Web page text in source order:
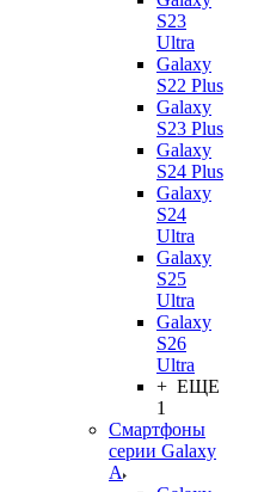
S23
Ultra
Galaxy
S22 Plus
Galaxy
S23 Plus
Galaxy
S24 Plus
Galaxy
S24
Ultra
Galaxy
S25
Ultra
Galaxy
S26
Ultra
+ ЕЩЕ
1
Смартфоны
серии Galaxy
A